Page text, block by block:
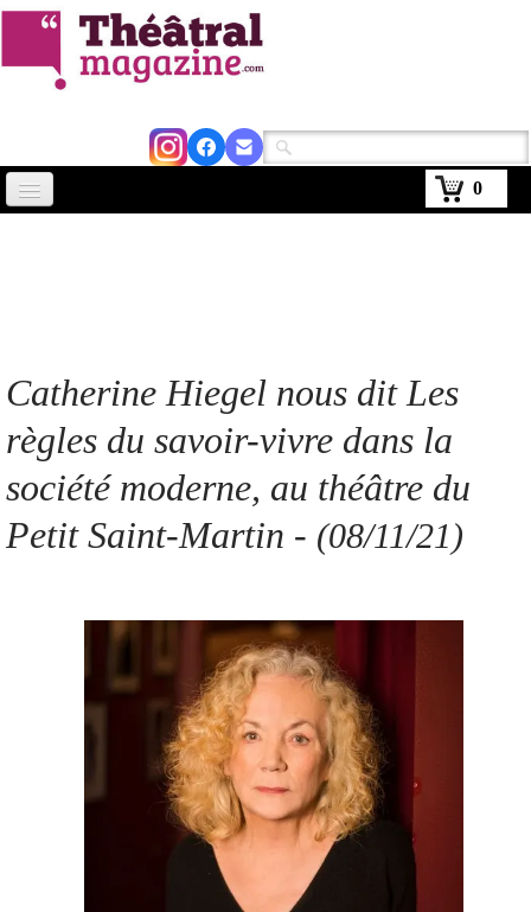
0
Kiosque
Catherine Hiegel nous dit Les
règles du savoir-vivre dans la
société moderne, au théâtre du
Petit Saint-Martin - (08/11/21)